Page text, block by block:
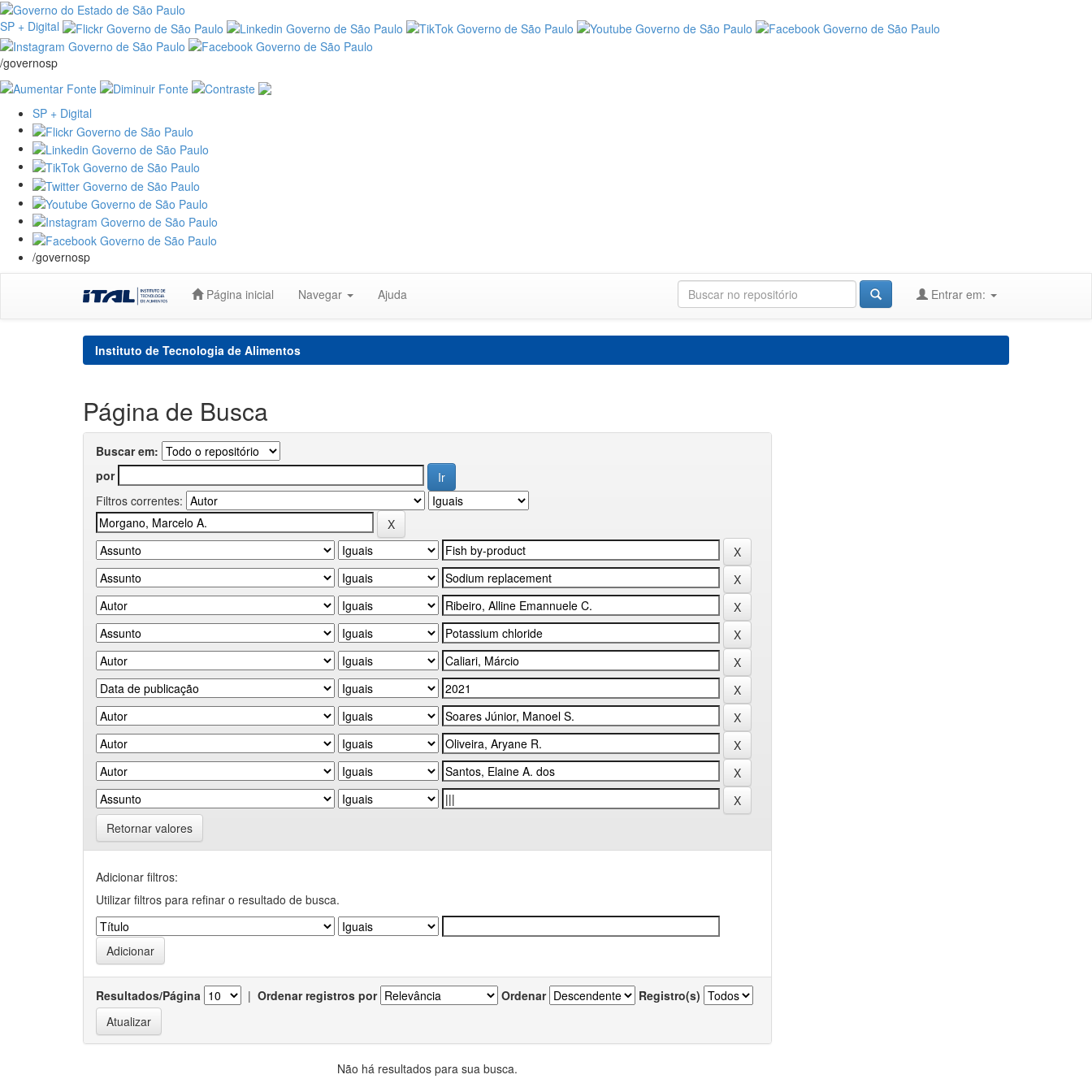
SP + Digital
/governosp
SP + Digital
/governosp
Página inicial Navegar Ajuda Entrar em:
Instituto de Tecnologia de Alimentos
Página de Busca
Buscar em:
por
Filtros correntes:
Retornar valores
Adicionar filtros:
Utilizar filtros para refinar o resultado de busca.
Resultados/Página | Ordenar registros por Ordenar Registro(s)
Não há resultados para sua busca.